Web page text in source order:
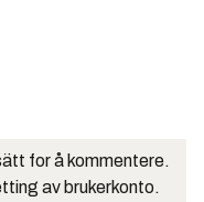
for å kommentere.
av brukerkonto.